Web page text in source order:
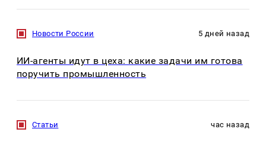
Новости России 5 дней назад
ИИ-агенты идут в цеха: какие задачи им готова
поручить промышленность
Статьи час назад